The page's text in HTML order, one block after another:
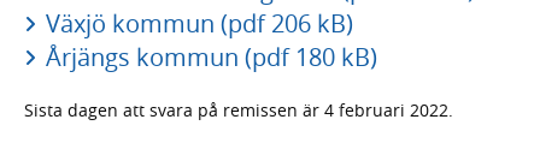
Växjö kommun (pdf 206 kB)
Årjängs kommun (pdf 180 kB)
Sista dagen att svara på remissen är 4 februari 2022.